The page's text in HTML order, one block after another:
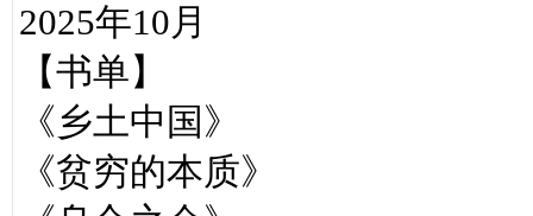
2025年10月
【书单】
《乡土中国》
《贫穷的本质》